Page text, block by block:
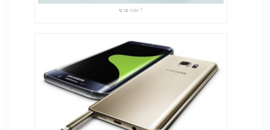
ขาย note 7